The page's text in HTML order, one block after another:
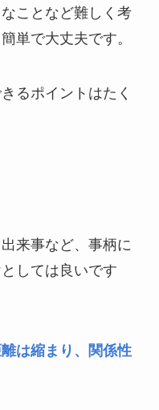
ことなど難しく考
単で大丈夫です。
るポイントはたく
来事など、事柄に
しては良いです
は縮まり、関係性